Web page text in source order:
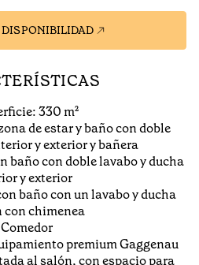
330 m²
de estar y baño con doble
y exterior y bañera
baño con doble lavabo y ducha
y exterior
baño con un lavabo y ducha
con chimenea
premium Gaggenau
al salón, con espacio para